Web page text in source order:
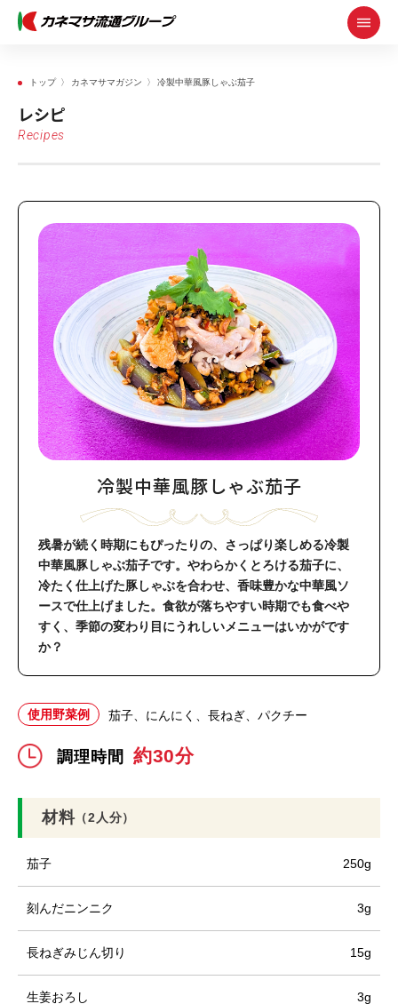
トップ カネマサマガジン 冷製中華風豚しゃぶ茄子
レシピ
Recipes
冷製中華風豚しゃぶ茄子
残暑が続く時期にもぴったりの、さっぱり楽しめる冷製
中華風豚しゃぶ茄子です。やわらかくとろける茄子に、
冷たく仕上げた豚しゃぶを合わせ、香味豊かな中華風ソ
ースで仕上げました。食欲が落ちやすい時期でも食べや
すく、季節の変わり目にうれしいメニューはいかがです
か？
使用野菜例 茄子、にんにく、長ねぎ、パクチー
調理時間 約30分
材料（2人分）
茄子 250g
刻んだニンニク 3g
長ねぎみじん切り 15g
生姜おろし 3g